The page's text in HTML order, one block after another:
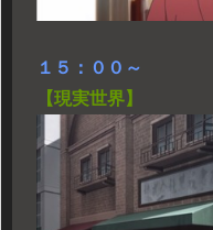
１５：００～
【現実世界】